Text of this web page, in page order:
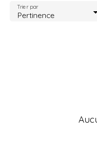
Localisation
Pertinence
Trier par